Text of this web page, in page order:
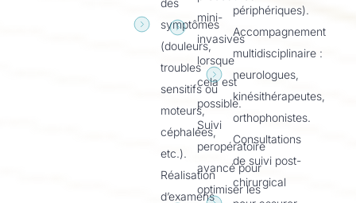
symptômes
(douleurs,
troubles
sensitifs ou
moteurs,
céphalées,
etc.).
Réalisation
d’examens
mini-
invasives
lorsque
cela est
possible.
Suivi
peropératoire
avancé pour
optimiser les
périphériques).
Accompagnement
multidisciplinaire :
neurologues,
kinésithérapeutes,
orthophonistes.
Consultations
de suivi post-
chirurgical